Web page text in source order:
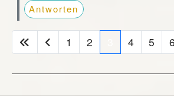
Antworten
1 2 4 5 6